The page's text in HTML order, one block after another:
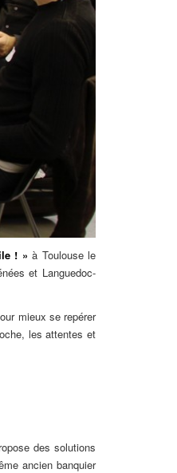
! » à Toulouse le
et Languedoc-
mieux se repérer
les attentes et
des solutions
ancien banquier